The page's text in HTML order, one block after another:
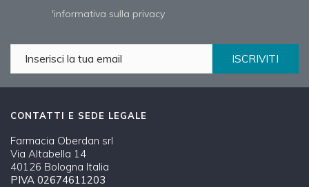
'informativa sulla privacy
ISCRIVITI
CONTATTI E SEDE LEGALE
Farmacia Oberdan srl
Via Altabella 14
40126 Bologna Italia
PIVA 02674611203